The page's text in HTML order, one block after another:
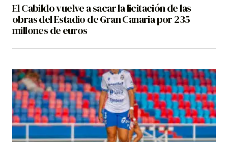
El Cabildo vuelve a sacar la licitación de las
obras del Estadio de Gran Canaria por 235
millones de euros